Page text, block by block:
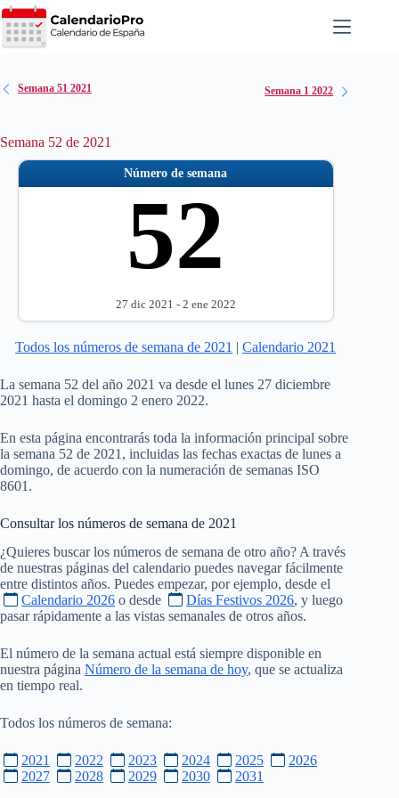
Saltar
al
contenido
Semana 51 2021 Semana 1 2022
Semana 52 de 2021
Número de semana
52
27 dic 2021 - 2 ene 2022
Todos los números de semana de 2021 |Calendario 2021
La semana 52 del año 2021 va desde el lunes 27 diciembre
2021 hasta el domingo 2 enero 2022.
En esta página encontrarás toda la información principal sobre
la semana 52 de 2021, incluidas las fechas exactas de lunes a
domingo, de acuerdo con la numeración de semanas ISO
8601.
Consultar los números de semana de 2021
¿Quieres buscar los números de semana de otro año? A través
de nuestras páginas del calendario puedes navegar fácilmente
entre distintos años. Puedes empezar, por ejemplo, desde el
Calendario 2026 o desde Días Festivos 2026, y luego
pasar rápidamente a las vistas semanales de otros años.
El número de la semana actual está siempre disponible en
nuestra página Número de la semana de hoy, que se actualiza
en tiempo real.
Todos los números de semana:
2021 2022 2023 2024 2025
2026
2027
2028 2029 2030 2031